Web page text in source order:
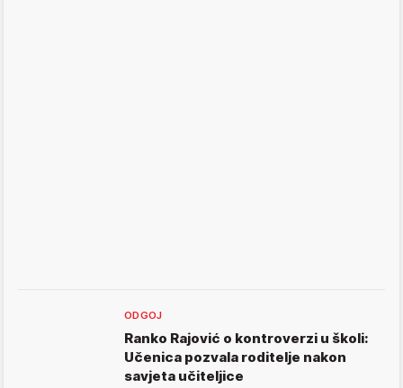
ODGOJ
Ranko Rajović o kontroverzi u školi:
Učenica pozvala roditelje nakon
savjeta učiteljice